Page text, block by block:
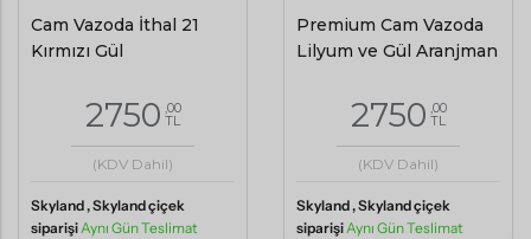
Cam Vazoda İthal 21
Kırmızı Gül
2750 ,00
TL
(KDV Dahil)
Skyland , Skyland çiçek
siparişi Aynı Gün Teslimat
Premium Cam Vazoda
Lilyum ve Gül Aranjman
2750 ,00
TL
(KDV Dahil)
Skyland , Skyland çiçek
siparişi Aynı Gün Teslimat